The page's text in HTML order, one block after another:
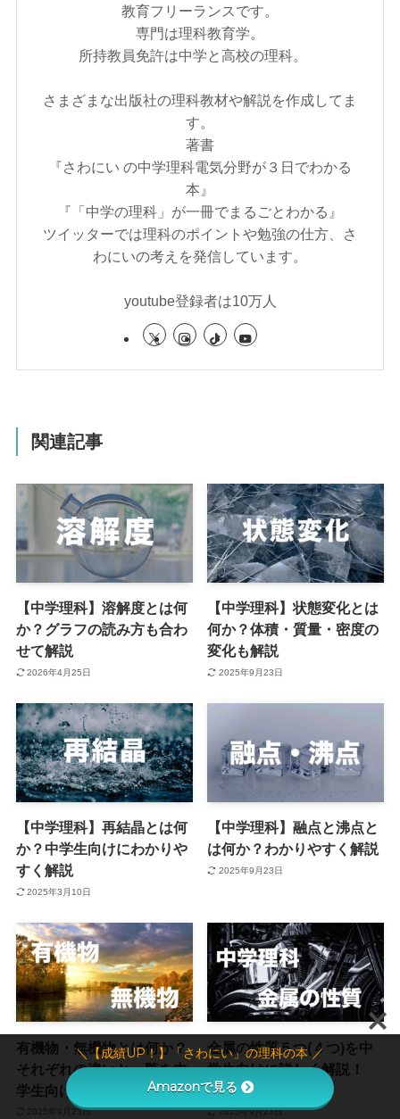
教育フリーランスです。
専門は理科教育学。
所持教員免許は中学と高校の理科。
さまざまな出版社の理科教材や解説を作成してま
す。
著書
『さわにい の中学理科電気分野が３日でわかる
本』
『「中学の理科」が一冊でまるごとわかる』
ツイッターでは理科のポイントや勉強の仕方、さ
わにいの考えを発信しています。
youtube登録者は10万人
関連記事
【中学理科】溶解度とは何
か？グラフの読み方も合わ
せて解説
2026年4月25日
【中学理科】状態変化とは
何か？体積・質量・密度の
変化も解説
2025年9月23日
【中学理科】再結晶とは何
か？中学生向けにわかりや
すく解説
2025年3月10日
【中学理科】融点と沸点と
は何か？わかりやすく解説
2025年9月23日
有機物・無機物とは何か？
それぞれの違いと一覧を中
学生向けに解説！
2025年9月23日
金属の性質５つ(４つ)を中
学生向けに詳しく解説！
【中学理科】
2025年9月23日
＼【成績UP！】「さわにい」の理科の本 ／
Amazonで見る